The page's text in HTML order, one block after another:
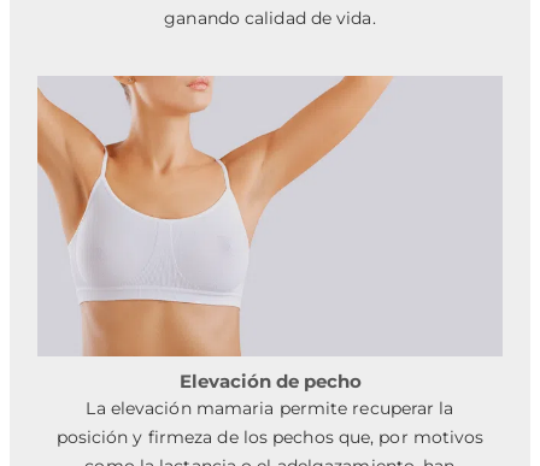
ganando calidad de vida.
Elevación de pecho
La elevación mamaria permite recuperar la
posición y firmeza de los pechos que, por motivos